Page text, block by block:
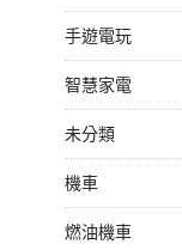
手遊電玩
智慧家電
未分類
機車
燃油機車